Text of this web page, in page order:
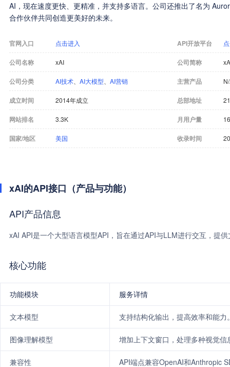
AI，现在速度更快、更精准，并支持多语言。公司还推出了名为
合作伙伴共同创造更美好的未来。
官网入口 点击进入 API开放平台
公司名称 xAI 公司简称
公司分类 AI技术 AI大模型 AI营销 主营产品
成立时间 2014年成立 总部地址
网站排名 3.3K 月用户量
国家/地区 美国 收录时间
xAI的API接口（产品与功能）
API产品信息
xAI API是一个大型语言模型API，旨在通过API与LLM进行交互，提
核心功能
功能模块 服务详情
文本模型 支持结构化输出，提高效率和能力
图像理解模型 增加上下文窗口，处理多种视觉信
兼容性 API端点兼容OpenAI和Anthropic